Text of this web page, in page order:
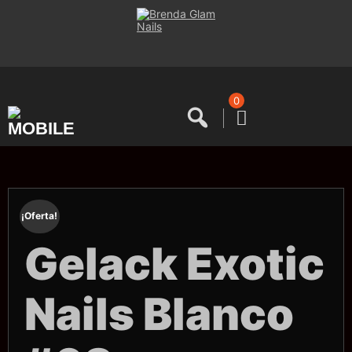
0
¡Oferta!
Gelack Exotic
Nails Blanco